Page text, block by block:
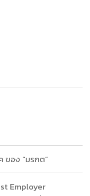
ของ “มรกต”
Employer